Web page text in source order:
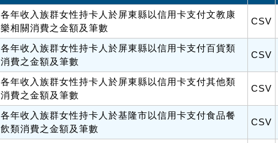
各年收入族群女性持卡人於屏東縣以信用卡支付文教康
樂相關消費之金額及筆數
CSV
各年收入族群女性持卡人於屏東縣以信用卡支付百貨類
消費之金額及筆數
CSV
各年收入族群女性持卡人於屏東縣以信用卡支付其他類
消費之金額及筆數
CSV
各年收入族群女性持卡人於基隆市以信用卡支付食品餐
飲類消費之金額及筆數
CSV